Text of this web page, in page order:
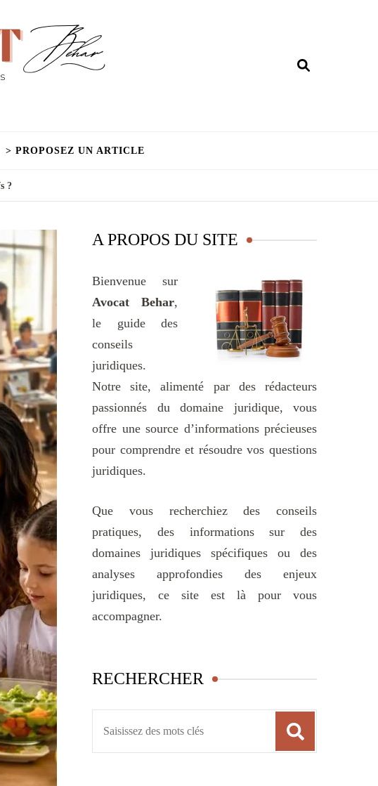
> PROPOSEZ UN ARTICLE
?
A PROPOS DU SITE
Bienvenue sur
Avocat Behar,
le guide des
conseils
juridiques.
Notre site, alimenté par des rédacteurs
passionnés du domaine juridique, vous
offre une source d’informations précieuses
pour comprendre et résoudre vos questions
juridiques.
Que vous recherchiez des conseils
pratiques, des informations sur des
domaines juridiques spécifiques ou des
analyses approfondies des enjeux
juridiques, ce site est là pour vous
accompagner.
RECHERCHER